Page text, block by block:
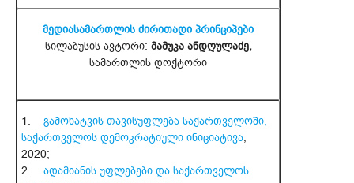
მედიასამართლის ძირითადი პრინციპები
სილაბუსის ავტორი: მამუკა ანდღულაძე,
სამართლის დოქტორი
1. გამოხატვის თავისუფლება საქართველოში,
საქართველოს დემოკრატიული ინიციატივა,
2020;
2. ადამიანის უფლებები და საქართველოს